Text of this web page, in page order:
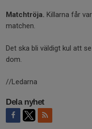
Matchtröja. Killarna får
matchen.
Det ska bli väldigt kul att
dom.
//Ledarna
Dela nyhet